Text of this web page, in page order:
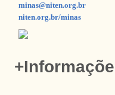
minas@niten.org.br
niten.org.br/minas